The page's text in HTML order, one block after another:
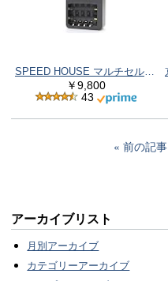
SPEED HOUSE マルチセルチャージャー evo 72012
￥9,800
43
前の記事
アーカイブリスト
月別アーカイブ
カテゴリーアーカイブ